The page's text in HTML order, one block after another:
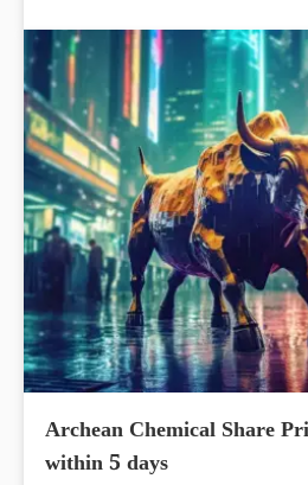
Archean Chemical Share
within 5 days